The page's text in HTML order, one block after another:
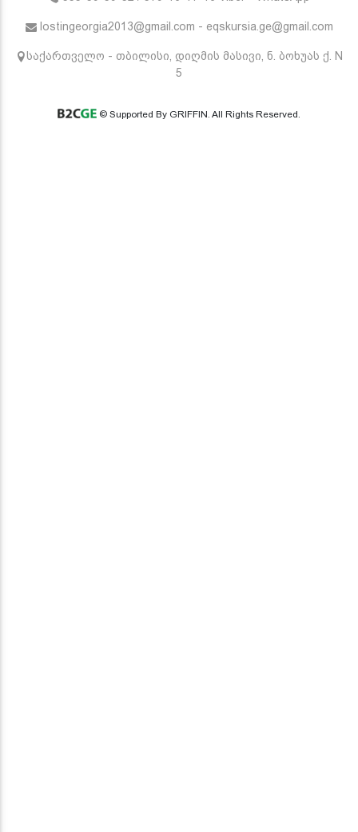
lostingeorgia2013@gmail.com - eqskursia.ge@gmail.com
საქართველო - თბილისი, დიღმის მასივი, ნ. ბოხუას ქ. N
5
© Supported By GRIFFIN. All Rights Reserved.